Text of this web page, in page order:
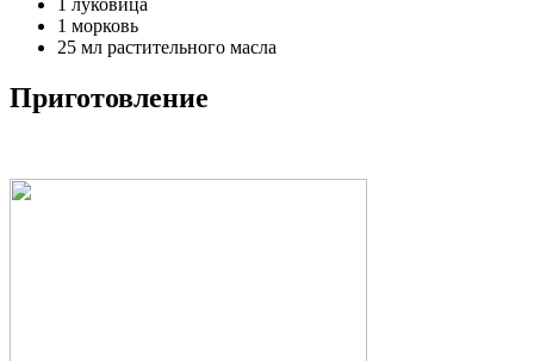
1 луковица
1 морковь
25 мл растительного масла
Приготовление